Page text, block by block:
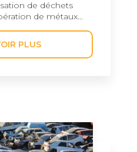
de déchets
de métaux...
PLUS